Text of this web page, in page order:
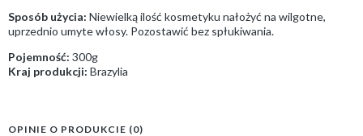
Sposób użycia: Niewielką ilość kosmetyku nałożyć na wilgotne,
uprzednio umyte włosy. Pozostawić bez spłukiwania.
Pojemność: 300g
Kraj produkcji: Brazylia
OPINIE O PRODUKCIE (0)